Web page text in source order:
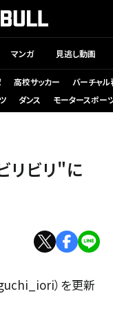
マンガ 見逃し動画
高校サッカー バーチャ
ダンス モータースポー
リビリ"に
）を更新